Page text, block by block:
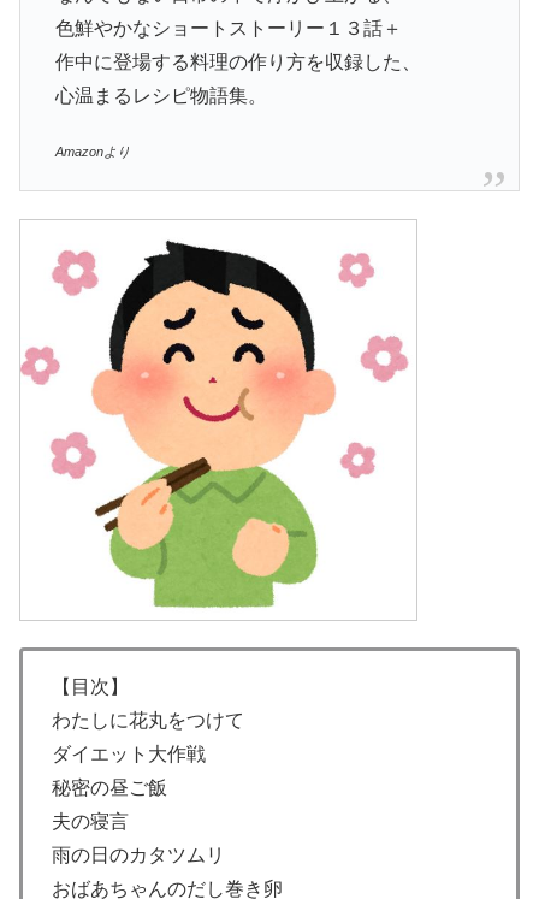
色鮮やかなショートストーリー１３話＋
作中に登場する料理の作り方を収録した、
心温まるレシピ物語集。
Amazonより
【目次】
わたしに花丸をつけて
ダイエット大作戦
秘密の昼ご飯
夫の寝言
雨の日のカタツムリ
おばあちゃんのだし巻き卵